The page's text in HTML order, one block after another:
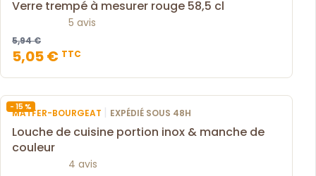
Verre trempé à mesurer rouge 58,5 cl
5 avis
5,94 €
5,05 € TTC
- 15 %
MATFER-BOURGEAT | EXPÉDIÉ SOUS 48H
Louche de cuisine portion inox & manche de
couleur
4 avis